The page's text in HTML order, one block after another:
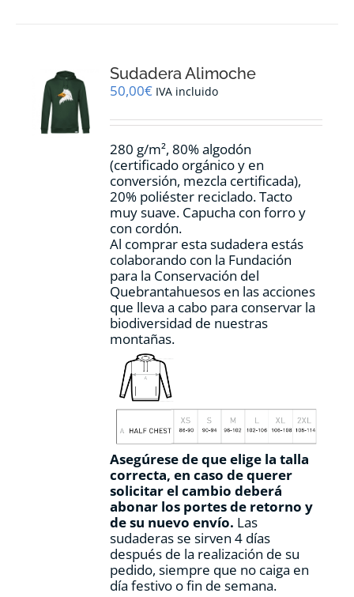
se
pueden
en
página
de
producto
Sudadera Alimoche
50,00€ IVA incluido
280 g/m², 80% algodón
(certificado orgánico y en
conversión, mezcla certificada),
20% poliéster reciclado. Tacto
muy suave. Capucha con forro y
con cordón.
Al comprar esta sudadera estás
colaborando con la Fundación
para la Conservación del
Quebrantahuesos en las acciones
que lleva a cabo para conservar la
biodiversidad de nuestras
montañas.
Asegúrese de que elige la talla
correcta, en caso de querer
solicitar el cambio deberá
abonar los portes de retorno y
de su nuevo envío. Las
sudaderas se sirven 4 días
después de la realización de su
pedido, siempre que no caiga en
día festivo o fin de semana.